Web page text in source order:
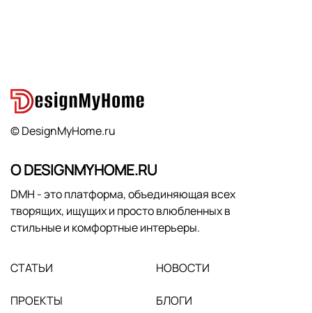
© DesignMyHome.ru
О DESIGNMYHOME.RU
DMH - это платформа, объединяющая всех
творящих, ищущих и просто влюбленных в
стильные и комфортные интерьеры.
СТАТЬИ НОВОСТИ
ПРОЕКТЫ БЛОГИ